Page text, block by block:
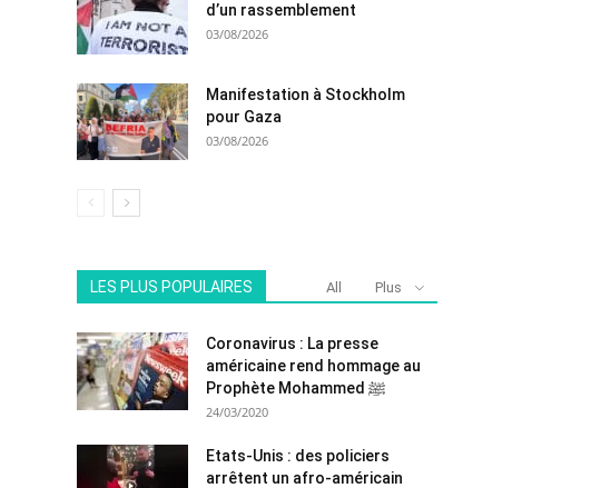
d’un rassemblement
03/08/2026
Manifestation à Stockholm
pour Gaza
03/08/2026
LES PLUS POPULAIRES All Plus
Coronavirus : La presse
américaine rend hommage au
Prophète Mohammed ﷺ
24/03/2020
Etats-Unis : des policiers
arrêtent un afro-américain